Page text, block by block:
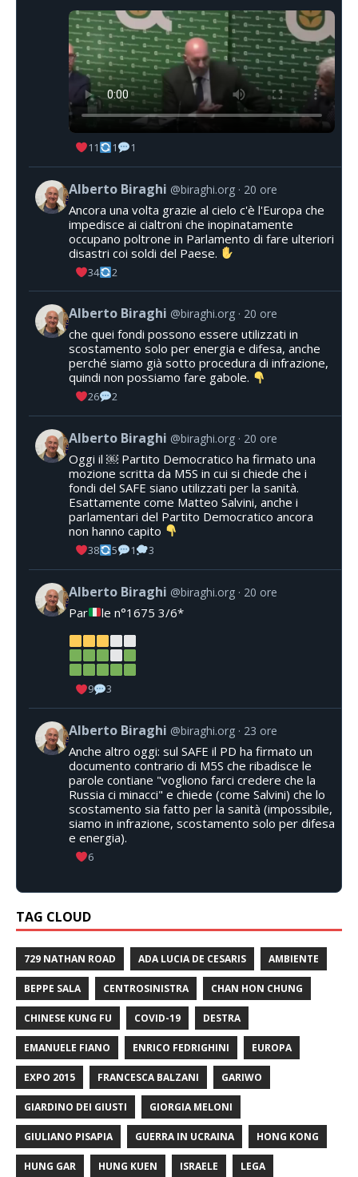
11 1 1
Alberto Biraghi @biraghi.org 20 ore
Ancora una volta grazie al cielo c'è l'Europa che
impedisce ai cialtroni che inopinatamente
occupano poltrone in Parlamento di fare ulteriori
disastri coi soldi del Paese.
34 2
Alberto Biraghi @biraghi.org 20 ore
che quei fondi possono essere utilizzati in
scostamento solo per energia e difesa, anche
perché siamo già sotto procedura di infrazione,
quindi non possiamo fare gabole.
26 2
Alberto Biraghi @biraghi.org 20 ore
Oggi il ￼ Partito Democratico ha firmato una
mozione scritta da M5S in cui si chiede che i
fondi del SAFE siano utilizzati per la sanità.
Esattamente come Matteo Salvini, anche i
parlamentari del Partito Democratico ancora
non hanno capito
38 5 1 3
Alberto Biraghi @biraghi.org 20 ore
Par le n°1675 3/6*
9 3
Alberto Biraghi @biraghi.org 23 ore
Anche altro oggi: sul SAFE il PD ha firmato un
documento contrario di M5S che ribadisce le
parole contiane "vogliono farci credere che la
Russia ci minacci" e chiede (come Salvini) che lo
scostamento sia fatto per la sanità (impossibile,
siamo in infrazione, scostamento solo per difesa
e energia).
6
TAG CLOUD
729 NATHAN ROAD ADA LUCIA DE CESARIS AMBIENTE
BEPPE SALA CENTROSINISTRA CHAN HON CHUNG
CHINESE KUNG FU COVID-19 DESTRA
EMANUELE FIANO ENRICO FEDRIGHINI EUROPA
EXPO 2015 FRANCESCA BALZANI GARIWO
GIARDINO DEI GIUSTI GIORGIA MELONI
GIULIANO PISAPIA GUERRA IN UCRAINA HONG KONG
HUNG GAR HUNG KUEN ISRAELE LEGA